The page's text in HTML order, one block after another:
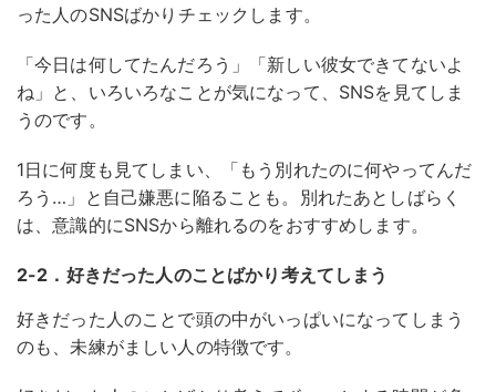
った人のSNSばかりチェックします。
「今日は何してたんだろう」「新しい彼女できてないよ
ね」と、いろいろなことが気になって、SNSを見てしま
うのです。
1日に何度も見てしまい、「もう別れたのに何やってんだ
ろう…」と自己嫌悪に陥ることも。別れたあとしばらく
は、意識的にSNSから離れるのをおすすめします。
2-2．好きだった人のことばかり考えてしまう
好きだった人のことで頭の中がいっぱいになってしまう
のも、未練がましい人の特徴です。